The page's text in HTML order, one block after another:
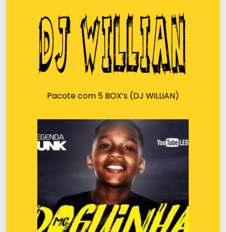
Pacote com 5 BOX’s (DJ WiLLiAN)